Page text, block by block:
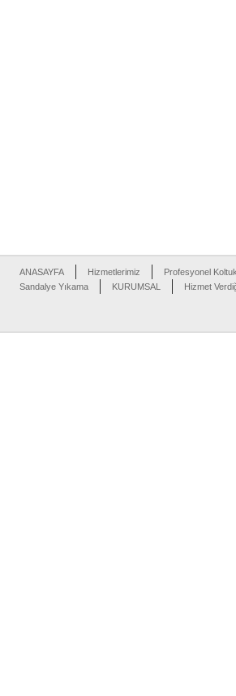
ANASAYFA Hizmetlerimiz Profesyonel
Sandalye Yıkama
KURUMSAL Hizmet